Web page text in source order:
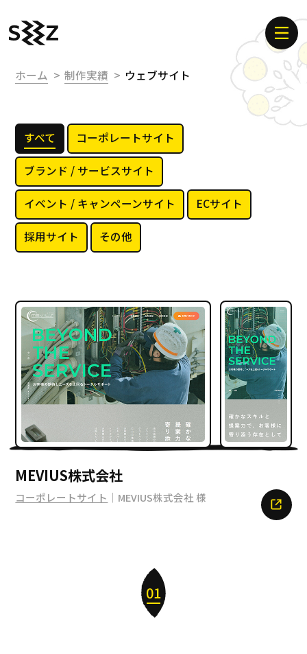
ホーム 制作実績 ウェブサイト
すべて コーポレートサイト
ブランド / サービスサイト
イベント / キャンペーンサイト ECサイト
採用サイト その他
MEVIUS株式会社
コーポレートサイト ｜MEVIUS株式会社 様
01